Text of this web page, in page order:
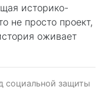
историко-
не просто проект,
оживает
социальной защиты